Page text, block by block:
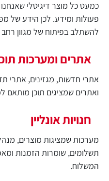
כמעט כל מוצר דיגיטלי
להשתלב בפיתוח של מגוון
אתרים ומערכות
אתרי חדשות, מגזינים, אתרי
ואתרים שמציגים תוכן
חנויות אונליין
מערכות שמציגות מוצרים,
תשלומים, שומרות הזמנות
המשלוח.